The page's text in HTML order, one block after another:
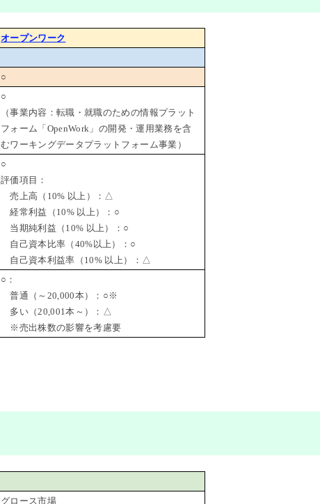
オープンワーク
○
○
（事業内容：転職・就職のための情報プラット
フォーム「OpenWork」の開発・運用業務を含
むワーキングデータプラットフォーム事業）
○
評価項目：
売上高（10% 以上）：△
経常利益（10% 以上）：○
当期純利益（10% 以上）：○
自己資本比率（40%以上）：○
自己資本利益率（10% 以上）：△
○：
普通（～20,000本）：○※
多い（20,001本～）：△
※売出株数の影響を考慮要
グロース市場